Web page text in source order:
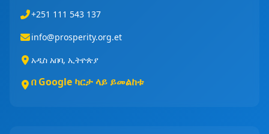
+251 111 543 137
info@prosperity.org.et
አዲስ አበባ, ኢትዮጵያ
በ Google ካርታ ላይ ይመልከቱ